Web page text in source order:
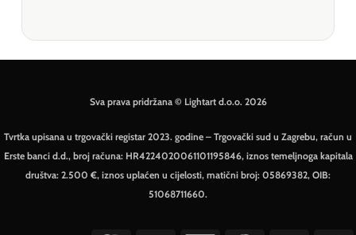
Sva prava pridržana © Lightart d.o.o. 2026
Tvrtka upisana u trgovački registar 2023. godine – Trgovački sud u Zagrebu, račun u
Erste banci d.d., broj računa: HR4224020061101195846, iznos temeljnoga kapitala
društva: 2.500 €, iznos uplaćen u cijelosti, matični broj: 05869382, OIB:
51068711660.